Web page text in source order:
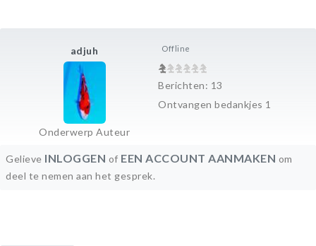
adjuh
Onderwerp Auteur
Offline
Berichten: 13
Ontvangen bedankjes 1
Gelieve INLOGGEN of EEN ACCOUNT AANMAKEN om
deel te nemen aan het gesprek.